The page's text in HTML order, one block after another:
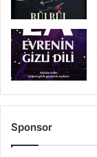
Sponsor